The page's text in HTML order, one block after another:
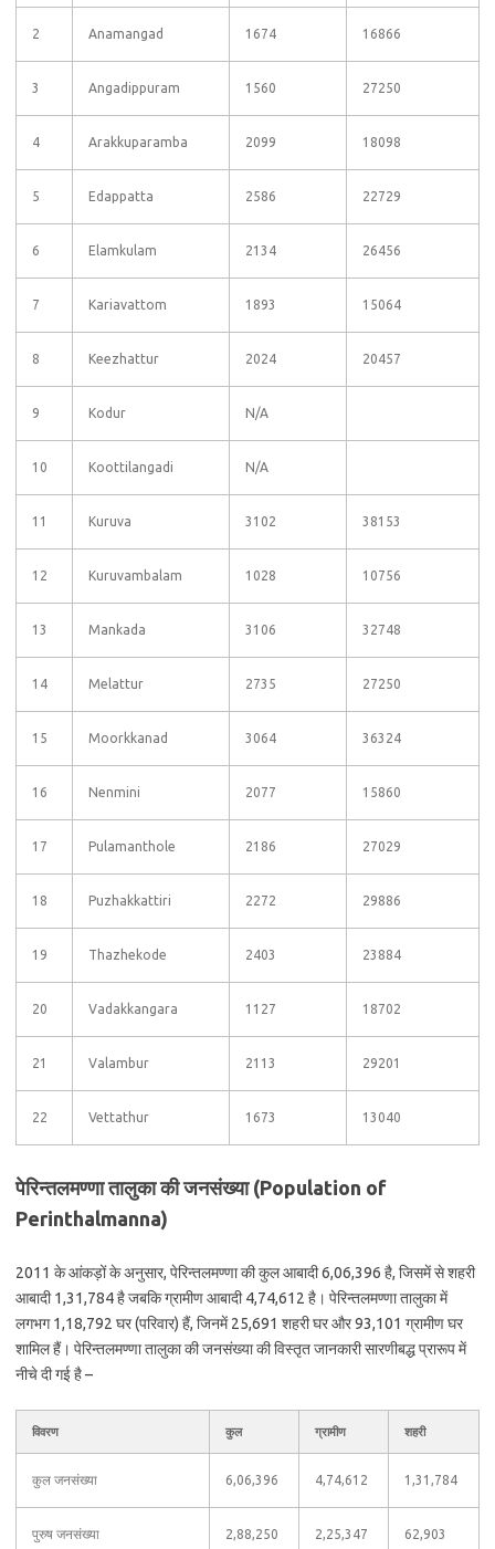
2 Anamangad 1674 16866
3 Angadippuram 1560 27250
4 Arakkuparamba 2099 18098
5 Edappatta 2586 22729
6 Elamkulam 2134 26456
7 Kariavattom 1893 15064
8 Keezhattur 2024 20457
9 Kodur N/A
10 Koottilangadi N/A
11 Kuruva 3102 38153
12 Kuruvambalam 1028 10756
13 Mankada 3106 32748
14 Melattur 2735 27250
15 Moorkkanad 3064 36324
16 Nenmini 2077 15860
17 Pulamanthole 2186 27029
18 Puzhakkattiri 2272 29886
19 Thazhekode 2403 23884
20 Vadakkangara 1127 18702
21 Valambur 2113 29201
22 Vettathur 1673 13040
पेरिन्तलमण्णा तालुका की जनसंख्या (Population of
Perinthalmanna)
2011 के आंकड़ों के अनुसार, पेरिन्तलमण्णा की कुल आबादी 6,06,396 है, जिसमें से शहरी
आबादी 1,31,784 है जबकि ग्रामीण आबादी 4,74,612 है। पेरिन्तलमण्णा तालुका में
लगभग 1,18,792 घर (परिवार) हैं, जिनमें 25,691 शहरी घर और 93,101 ग्रामीण घर
शामिल हैं। पेरिन्तलमण्णा तालुका की जनसंख्या की विस्तृत जानकारी सारणीबद्ध प्रारूप में
नीचे दी गई है –
विवरण कुल ग्रामीण शहरी
कुल जनसंख्या 6,06,396 4,74,612 1,31,784
पुरुष जनसंख्या 2,88,250 2,25,347 62,903